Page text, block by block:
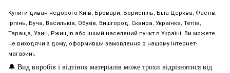
Купити диван недорого Київ, Бровари, Бориспіль, Біла Церква, Фастів,
Ірпінь, Буча, Васильків, Обухів, Вишгород, Сквира, Українка, Тетіїв,
Тараща, Узин, Ржищів або інший населений пункт в Україні, Ви можете
не виходячи з дому, оформивши замовлення в нашому інтернет-
магазині.
🔔 Вид виробів і відтінок матеріалів може трохи відрізнятися від